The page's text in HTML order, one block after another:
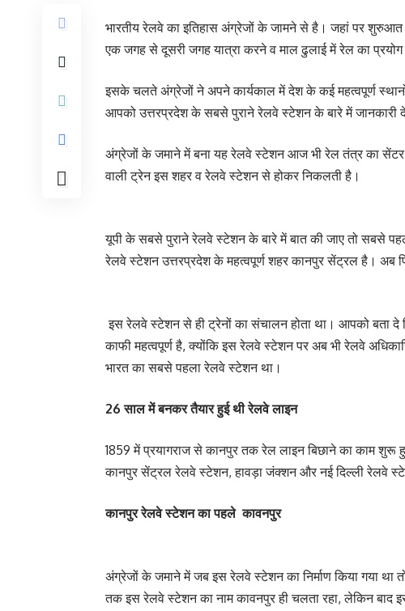
भारतीय रेलवे का इतिहास अंग्रेजों के जामने से है। जहां पर
एक जगह से दूसरी जगह यात्रा करने व माल ढुलाई में रेल का प्रयोग
इसके चलते अंग्रेजों ने अपने कार्यकाल में देश के कई महत्वपूर्ण
आपको उत्तरप्रदेश के सबसे पुराने रेलवे स्टेशन के बारे में जानकारी
अंग्रेजों के जमाने में बना यह रेलवे स्टेशन आज भी रेल तंत्र का सेंटर
वाली ट्रेन इस शहर व रेलवे स्टेशन से होकर निकलती है।
यूपी के सबसे पुराने रेलवे स्टेशन के बारे में बात की जाए तो सबसे
रेलवे स्टेशन उत्तरप्रदेश के महत्वपूर्ण शहर कानपुर सेंट्रल है।
इस रेलवे स्टेशन से ही ट्रेनों का संचालन होता था। आपको बता
काफी महत्वपूर्ण है, क्योंकि इस रेलवे स्टेशन पर अब भी रेलवे
भारत का सबसे पहला रेलवे स्टेशन था।
26 साल में बनकर तैयार हुई थी रेलवे लाइन
1859 में प्रयागराज से कानपुर तक रेल लाइन बिछाने का काम
कानपुर सेंट्रल रेलवे स्टेशन, हावड़ा जंक्शन और नई दिल्ली रेलवे
कानपुर रेलवे स्टेशन का पहले कावनपुर
अंग्रेजों के जमाने में जब इस रेलवे स्टेशन का निर्माण किया गया था
तक इस रेलवे स्टेशन का नाम कावनपुर ही चलता रहा, लेकिन बाद